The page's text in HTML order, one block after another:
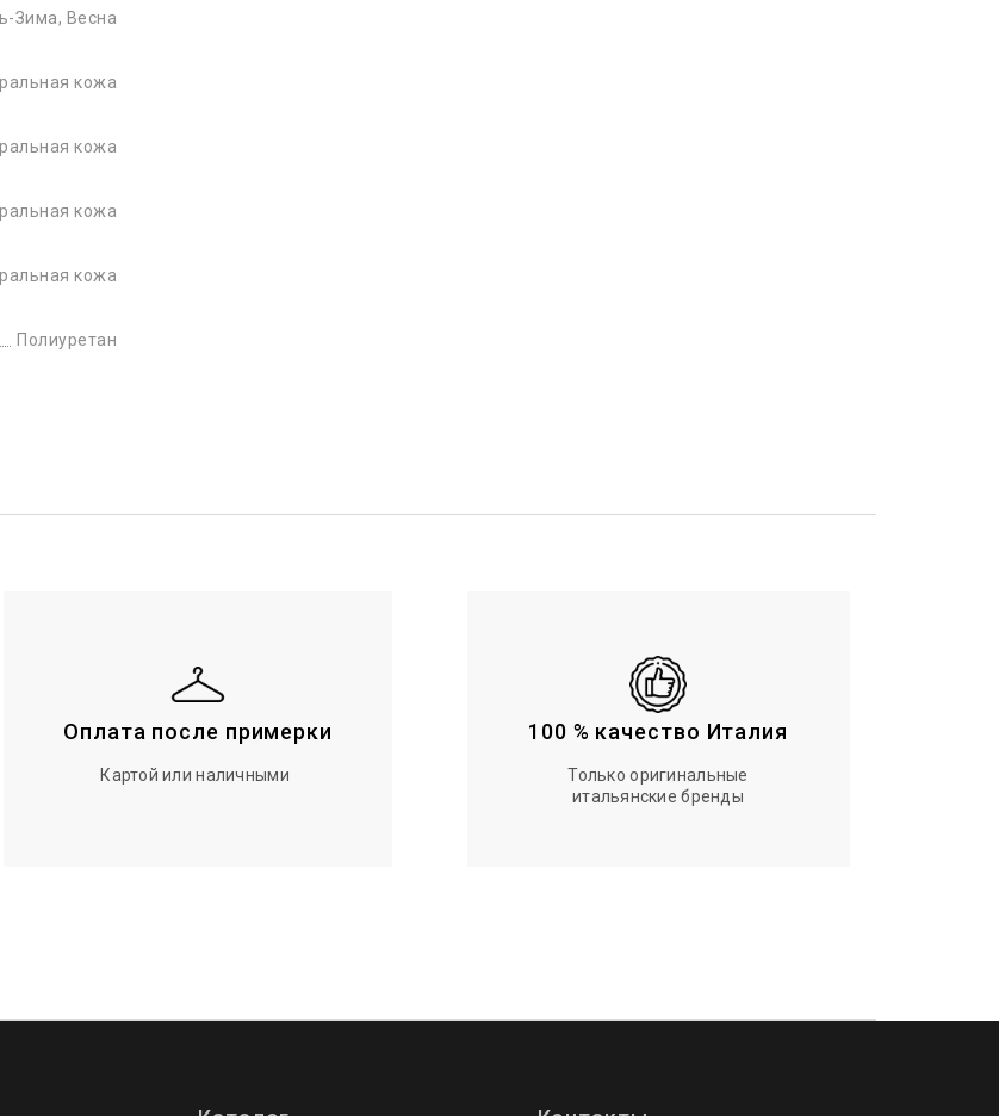
Зима, Весна
кожа
кожа
кожа
кожа
Полиуретан
Оплата после примерки
Картой или наличными
100 % качество Италия
Только оригинальные
итальянские бренды